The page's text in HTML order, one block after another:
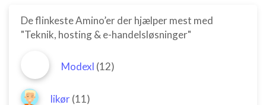
De flinkeste Amino’er der hjælper mest med
"Teknik, hosting & e-handelsløsninger"
Modexl (12)
likør(11)